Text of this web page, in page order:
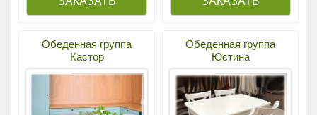
Обеденная группа
Кастор
Обеденная группа
Юстина